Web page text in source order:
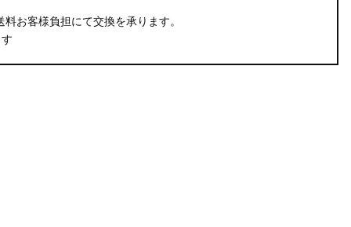
お客様負担にて交換を承ります。